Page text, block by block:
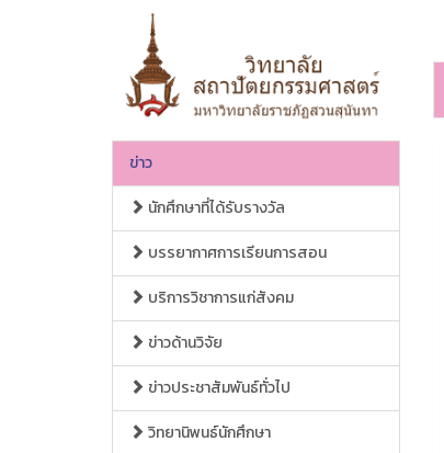
ข่าว
นักศึกษาที่ได้รับรางวัล
บรรยากาศการเรียนการสอน
บริการวิชาการแก่สังคม
ข่าวด้านวิจัย
ข่าวประชาสัมพันธ์ทั่วไป
วิทยานิพนธ์นักศึกษา